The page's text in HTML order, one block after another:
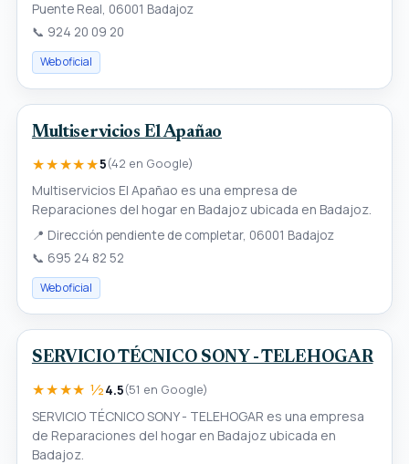
Puente Real, 06001 Badajoz
📞 924 20 09 20
Web oficial
Multiservicios El Apañao
★★★★★5(42 en Google)
Multiservicios El Apañao es una empresa de
Reparaciones del hogar en Badajoz ubicada en Badajoz.
📍 Dirección pendiente de completar, 06001 Badajoz
📞 695 24 82 52
Web oficial
SERVICIO TÉCNICO SONY - TELEHOGAR
★★★★ ½4.5(51 en Google)
SERVICIO TÉCNICO SONY - TELEHOGAR es una empresa
de Reparaciones del hogar en Badajoz ubicada en
Badajoz.